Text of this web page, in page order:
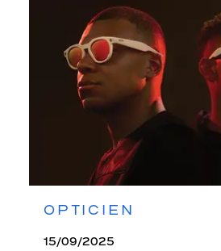
OPTICIEN
15/09/2025